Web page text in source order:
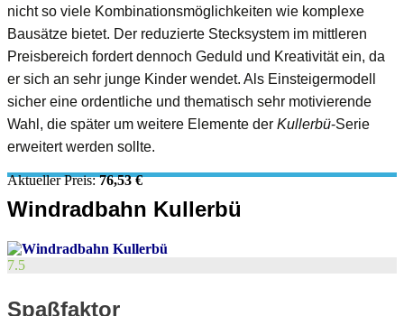
nicht so viele Kombinationsmöglichkeiten wie komplexe
Bausätze bietet. Der reduzierte Stecksystem im mittleren
Preisbereich fordert dennoch Geduld und Kreativität ein, da
er sich an sehr junge Kinder wendet. Als Einsteigermodell
sicher eine ordentliche und thematisch sehr motivierende
Wahl, die später um weitere Elemente der Kullerbü-Serie
erweitert werden sollte.
Aktueller Preis:76,53 €
Windradbahn Kullerbü
7.5
Spaßfaktor